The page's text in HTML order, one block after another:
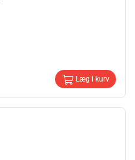
Læg i kurv